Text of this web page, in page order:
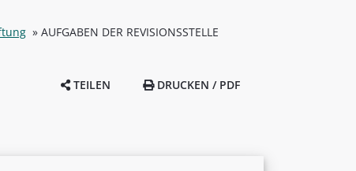
» AUFGABEN DER REVISIONSSTELLE
TEILEN DRUCKEN / PDF